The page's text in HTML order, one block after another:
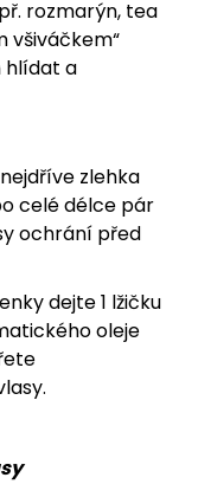
rozmarýn, tea
všiváčkem“
hlídat a
zlehka
celé délce pár
ochrání před
dejte 1 lžičku
oleje